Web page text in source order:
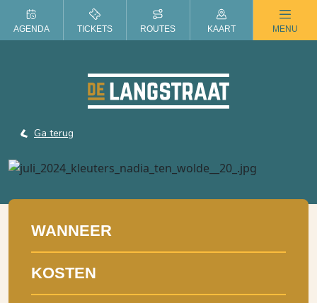
ZOMER IN DE LANGSTRAAT
Ga terug
WANNEER
KOSTEN
AGENDA TICKETS ROUTES KAART MENU